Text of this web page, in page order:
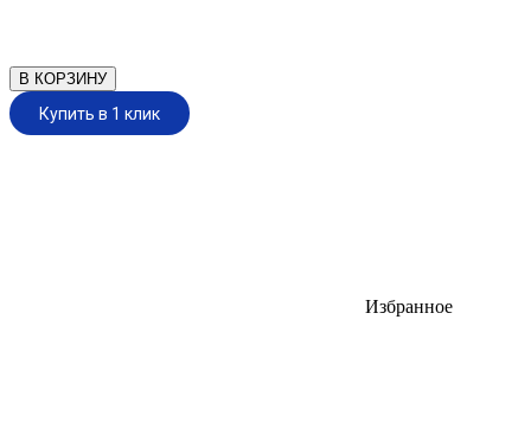
В КОРЗИНУ
Купить в 1 клик
Избранное